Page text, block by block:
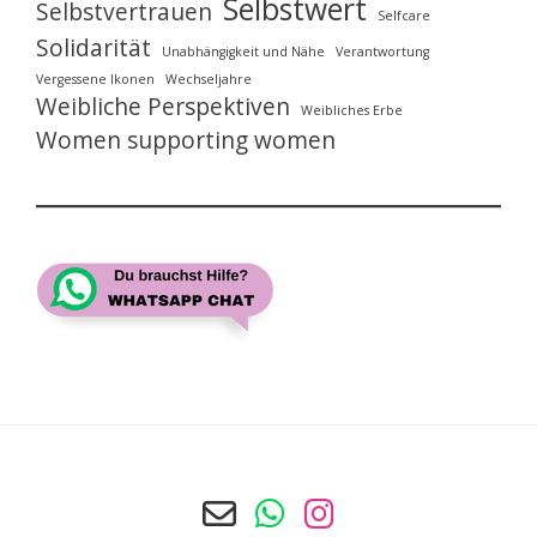
Selbstvertrauen Selbstwert Selfcare
Solidarität Unabhängigkeit und Nähe
Verantwortung
Vergessene Ikonen
Wechseljahre
Weibliche Perspektiven Weibliches Erbe
Women supporting women